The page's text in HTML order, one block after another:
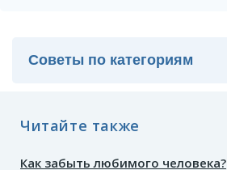
Читайте также
Как забыть любимого человека?